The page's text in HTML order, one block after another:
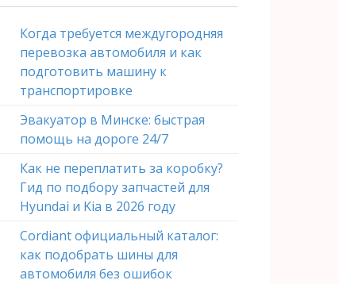
Когда требуется междугородняя
перевозка автомобиля и как
подготовить машину к
транспортировке
Эвакуатор в Минске: быстрая
помощь на дороге 24/7
Как не переплатить за коробку?
Гид по подбору запчастей для
Hyundai и Kia в 2026 году
Cordiant официальный каталог:
как подобрать шины для
автомобиля без ошибок